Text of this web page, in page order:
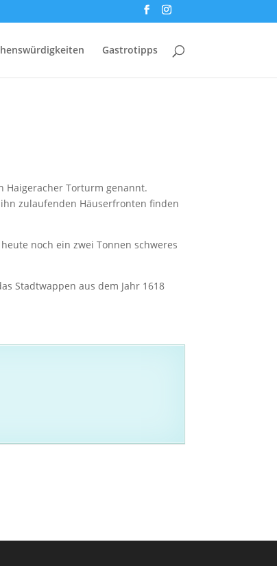
Gastrotipps
Haigeracher Torturm genannt.
zulaufenden Häuserfronten finden
noch ein zwei Tonnen schweres
Stadtwappen aus dem Jahr 1618